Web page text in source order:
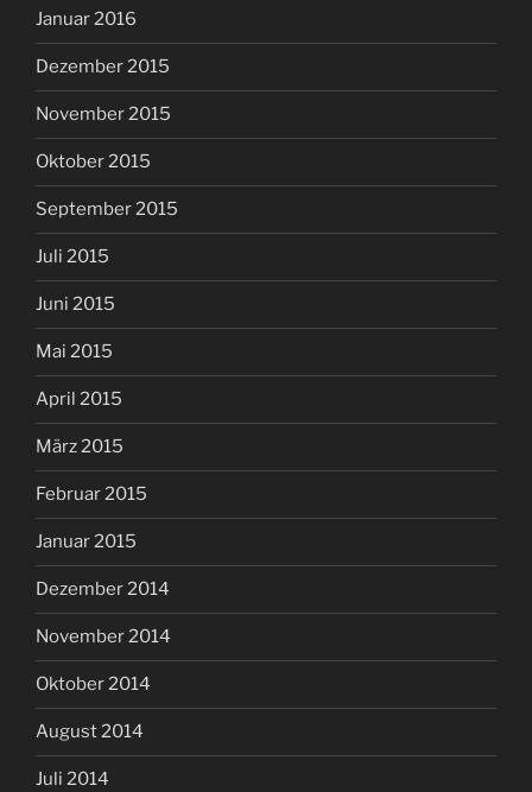
Januar 2016
Dezember 2015
November 2015
Oktober 2015
September 2015
Juli 2015
Juni 2015
Mai 2015
April 2015
März 2015
Februar 2015
Januar 2015
Dezember 2014
November 2014
Oktober 2014
August 2014
Juli 2014